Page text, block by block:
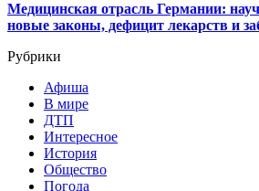
Медицинская отрасль Германии:
новые законы, дефицит лекарств и
Рубрики
Афиша
В мире
ДТП
Интересное
История
Общество
Погода